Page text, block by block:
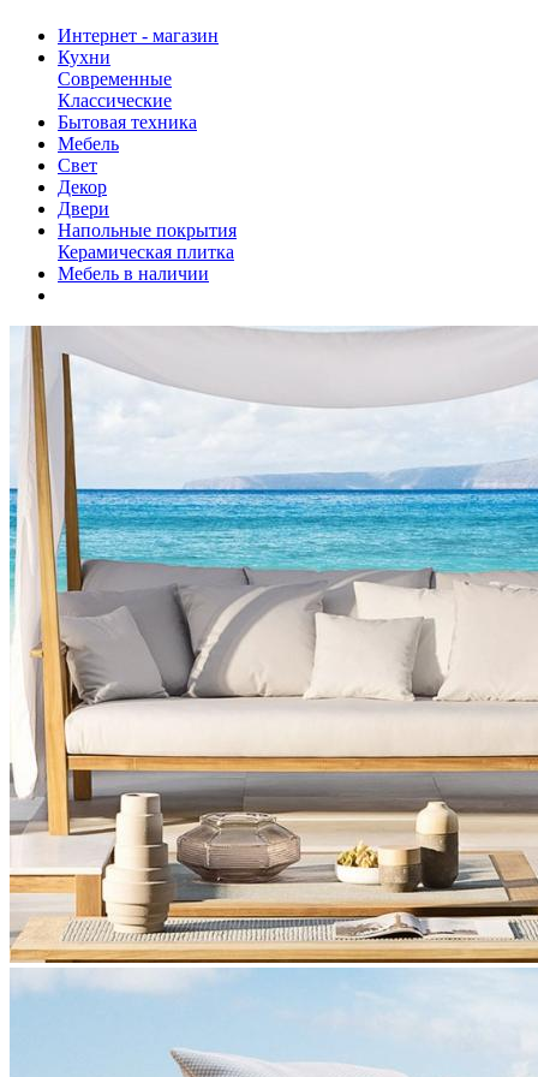
Интернет - магазин
Кухни
Современные
Классические
Бытовая техника
Мебель
Свет
Декор
Двери
Напольные покрытия
Керамическая плитка
Мебель в наличии